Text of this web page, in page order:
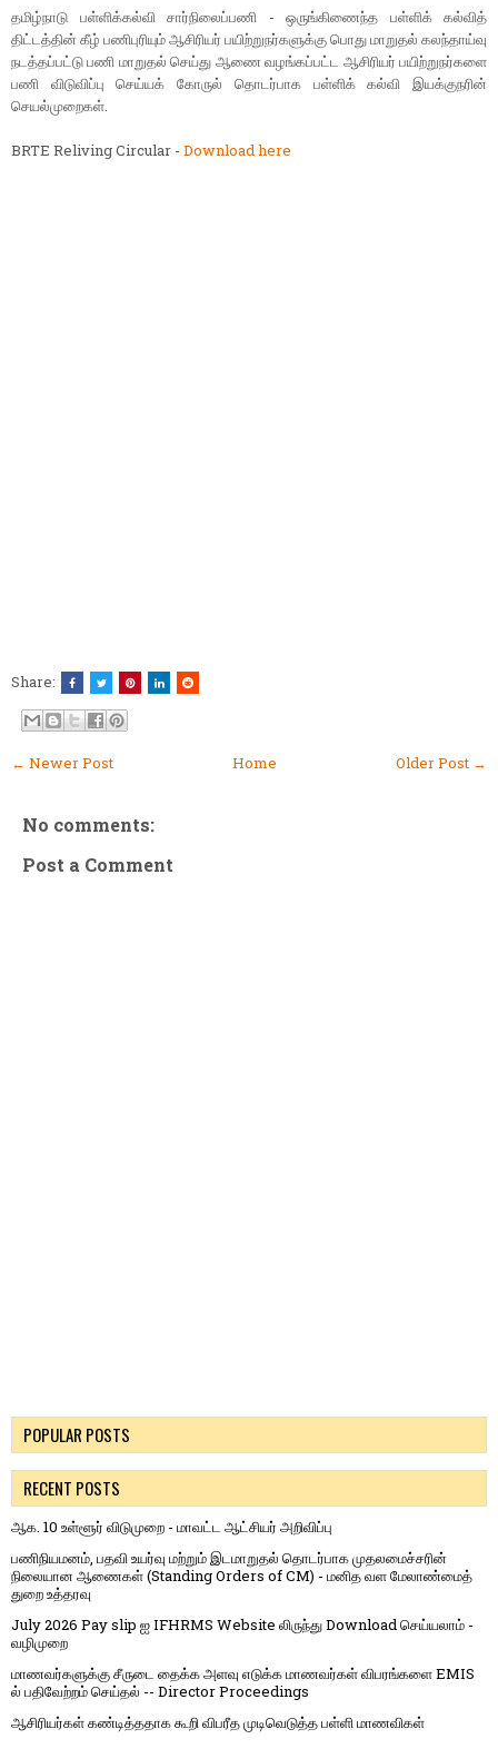
தமிழ்நாடு பள்ளிக்கல்வி சார்நிலைப்பணி - ஒருங்கிணைந்த பள்ளிக் கல்வித்
திட்டத்தின் கீழ் பணிபுரியும் ஆசிரியர் பயிற்றுநர்களுக்கு பொது மாறுதல் கலந்தாய்வு
நடத்தப்பட்டு பணி மாறுதல் செய்து ஆணை வழங்கப்பட்ட ஆசிரியர் பயிற்றுநர்களை
பணி விடுவிப்பு செய்யக் கோருல் தொடர்பாக பள்ளிக் கல்வி இயக்குநரின்
செயல்முறைகள்.
BRTE Reliving Circular - Download here
Share:
← Newer Post Older Post →
Home
No comments:
Post a Comment
POPULAR POSTS
RECENT POSTS
ஆக. 10 உள்ளூர் விடுமுறை - மாவட்ட ஆட்சியர் அறிவிப்பு
பணிநியமனம், பதவி உயர்வு மற்றும் இடமாறுதல் தொடர்பாக முதலமைச்சரின்
நிலையான ஆணைகள் (Standing Orders of CM) - மனித வள மேலாண்மைத்
துறை உத்தரவு
July 2026 Pay slip ஐ IFHRMS Website லிருந்து Download செய்யலாம் -
வழிமுறை
மாணவர்களுக்கு சீருடை தைக்க அளவு எடுக்க மாணவர்கள் விபரங்களை EMIS
ல் பதிவேற்றம் செய்தல் -- Director Proceedings
ஆசிரியர்கள் கண்டித்ததாக கூறி விபரீத முடிவெடுத்த பள்ளி மாணவிகள்